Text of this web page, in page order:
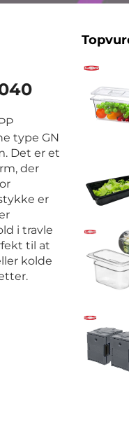
type GN
Det er et
der
er
i travle
til at
kolde